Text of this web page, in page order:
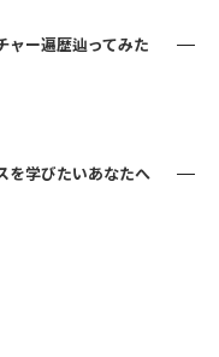
ャー遍歴辿ってみた
を学びたいあなたへ